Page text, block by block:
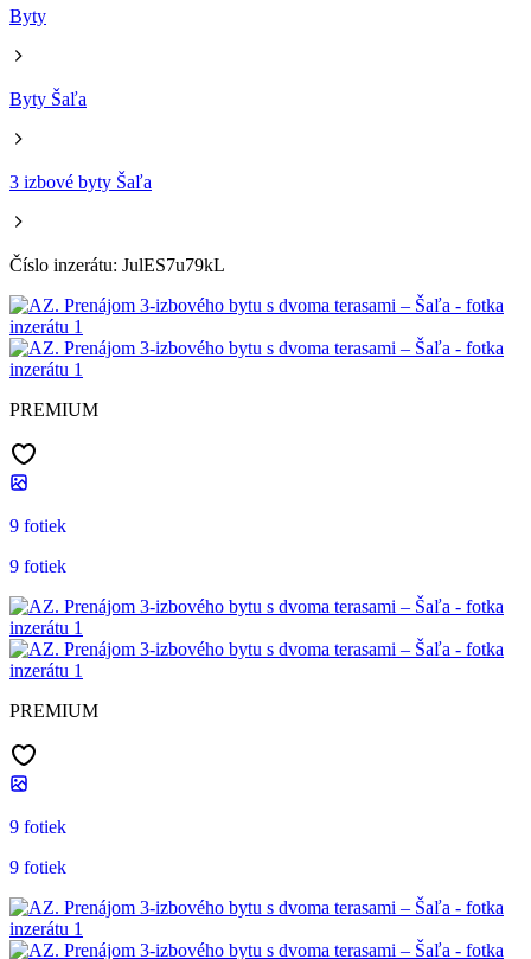
Byty
Byty Šaľa
3 izbové byty Šaľa
Číslo inzerátu: JulES7u79kL
PREMIUM
9 fotiek
9 fotiek
PREMIUM
9 fotiek
9 fotiek